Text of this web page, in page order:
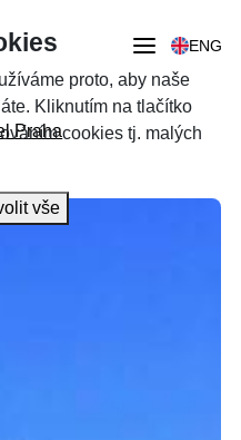
ENG
Praha
proto, aby naše
Kliknutím na tlačítko
cookies tj. malých
vše